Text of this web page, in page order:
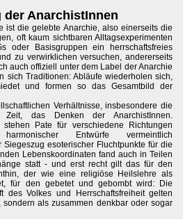
AnarchistInnen
ist die gelebte Anarchie, also einerseits die
oft kaum sichtbaren Alltagsexperimenten
oder Basisgruppen ein herrschaftsfreies
zu verwirklichen versuchen, andererseits
auch offiziell unter dem Label der Anarchie
sich Traditionen: Abläufe wiederholen sich,
und formen so das Gesamtbild der
Verhältnisse, insbesondere die
das Denken der AnarchistInnen.
stehen Pate für verschiedene Richtungen
Entwürfe vermeintlich
Siegeszug esoterischer Fluchtpunkte für die
Lebenskoordinaten fand auch in Teilen
statt - und erst recht gilt das für den
der wie eine religiöse Heilslehre als
für den gebetet und gebombt wird: Die
des Volkes und Herrschaftsfreiheit gelten
als zusammen denkbar oder sogar